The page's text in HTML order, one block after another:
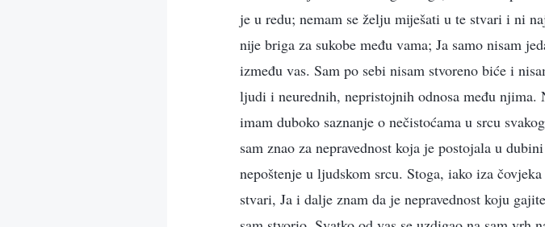
je u redu; nemam se želju miješati u te stvari i ni
nije briga za sukobe među vama; Ja samo nisam
između vas. Sam po sebi nisam stvoreno biće i
ljudi i neurednih, nepristojnih odnosa među njima.
imam duboko saznanje o nečistoćama u srcu
sam znao za nepravednost koja je postojala u
nepoštenje u ljudskom srcu. Stoga, iako iza
stvari, Ja i dalje znam da je nepravednost koju